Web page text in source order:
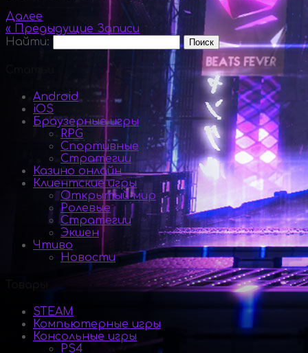
Далее
« Предыдущие Записи
Найти:
Android
iOS
Браузерные игры
RPG
Спортивные
Стратегии
Казино онлайн
Клиентские игры
Открытый мир
Ролевые
Стратегии
Экшен
Чтиво
Новости
STEAM
Компьютерные игры
Консольные игры
PS4